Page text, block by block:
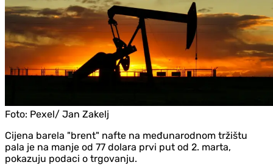
Foto: Pexel/ Jan Zakelj
Cijena barela "brent" nafte na međunarodnom tržištu
pala je na manje od 77 dolara prvi put od 2. marta,
pokazuju podaci o trgovanju.